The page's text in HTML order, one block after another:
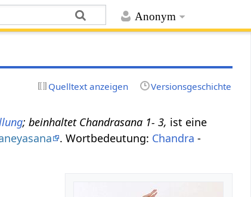
Anonym
Quelltext anzeigen Versionsgeschichte
; beinhaltet Chandrasana 1- 3, ist eine
. Wortbedeutung: Chandra -